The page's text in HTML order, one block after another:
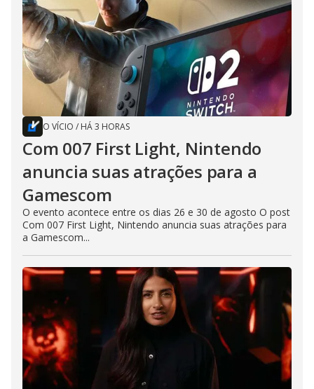
O VÍCIO / HÁ 3 HORAS
Com 007 First Light, Nintendo
anuncia suas atrações para a
Gamescom
O evento acontece entre os dias 26 e 30 de agosto O post
Com 007 First Light, Nintendo anuncia suas atrações para
a Gamescom...